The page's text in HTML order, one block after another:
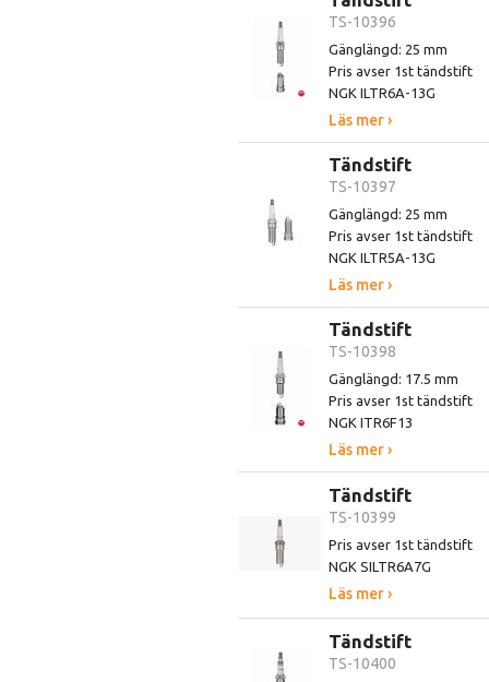
TS-10396
Gänglängd: 25 mm
Pris avser 1st tändstift
NGK ILTR6A-13G
Läs mer ›
Tändstift
TS-10397
Gänglängd: 25 mm
Pris avser 1st tändstift
NGK ILTR5A-13G
Läs mer ›
Tändstift
TS-10398
Gänglängd: 17.5 mm
Pris avser 1st tändstift
NGK ITR6F13
Läs mer ›
Tändstift
TS-10399
Pris avser 1st tändstift
NGK SILTR6A7G
Läs mer ›
Tändstift
TS-10400